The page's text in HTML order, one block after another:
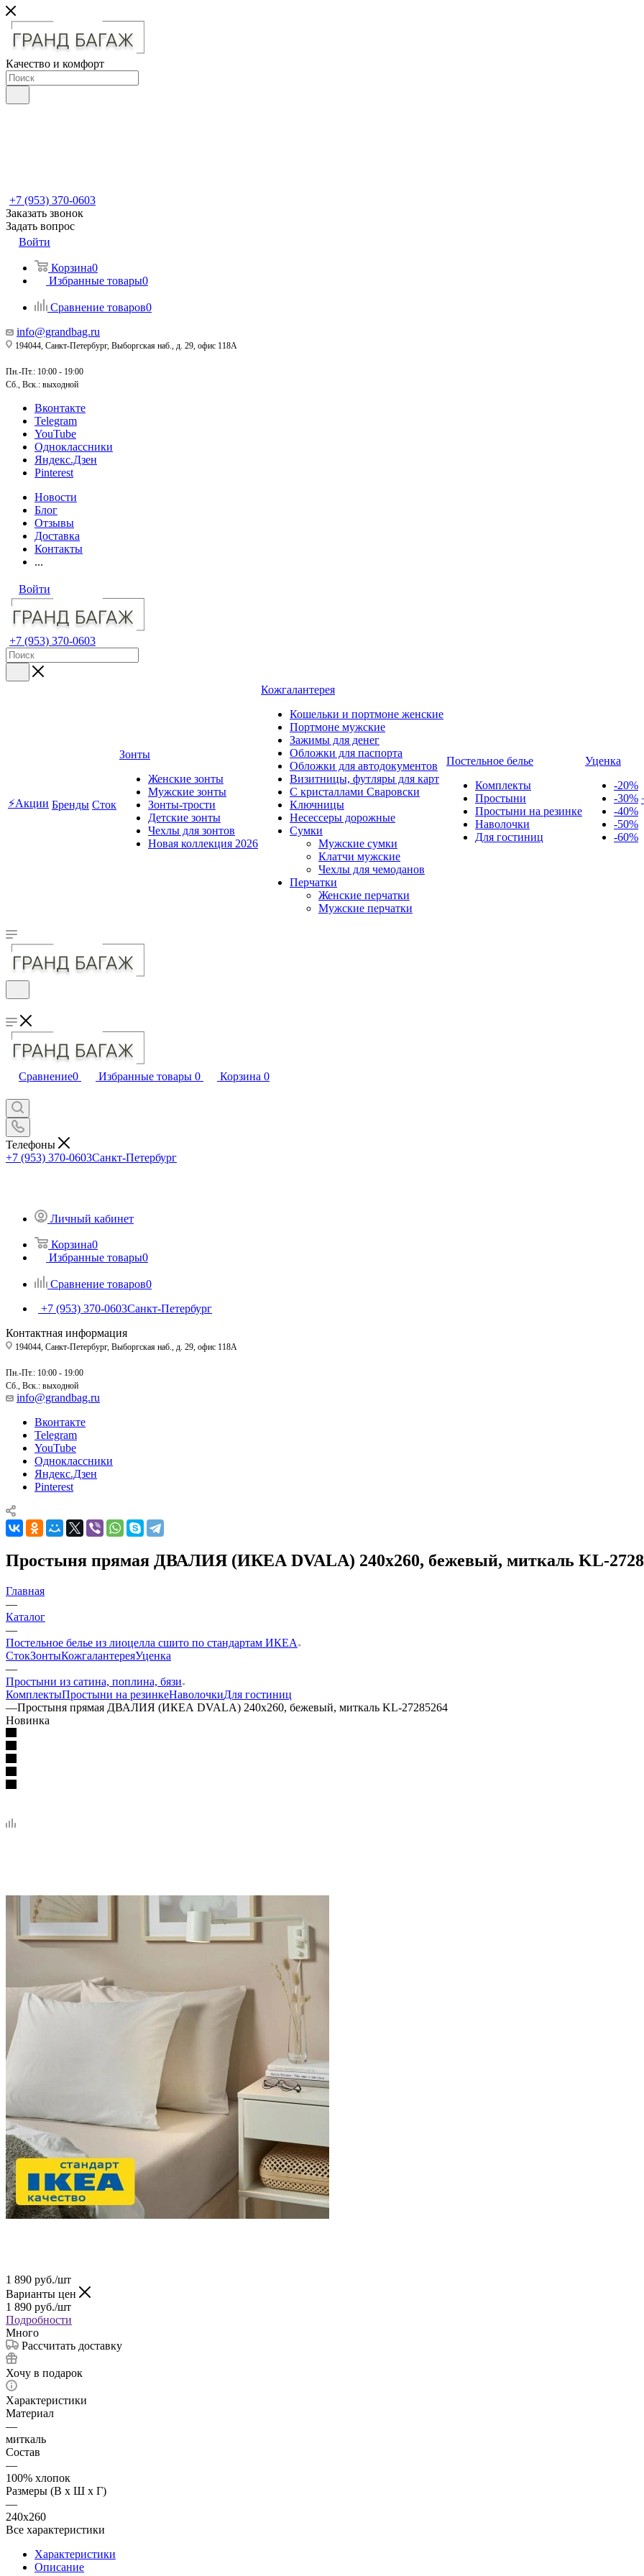
Качество и комфорт
+7 (953) 370-0603
Заказать звонок
Задать вопрос
Войти
Корзина0
Избранные товары0
Сравнение товаров0
info@grandbag.ru
194044, Санкт-Петербург, Выборгская наб., д. 29, офис 118А
Пн.-Пт.: 10:00 - 19:00
Сб., Вск.: выходной
Вконтакте
Telegram
YouTube
Одноклассники
Яндекс.Дзен
Pinterest
Новости
Блог
Отзывы
Доставка
Контакты
...
Войти
+7 (953) 370-0603
⚡Акции Бренды Сток
Зонты
Женские зонты
Мужские зонты
Зонты-трости
Детские зонты
Чехлы для зонтов
Новая коллекция 2026
Кожгалантерея
Кошельки и портмоне женские
Портмоне мужские
Зажимы для денег
Обложки для паспорта
Обложки для автодокументов
Визитницы, футляры для карт
C кристаллами Сваровски
Ключницы
Несессеры дорожные
Сумки
Мужские сумки
Клатчи мужские
Чехлы для чемоданов
Перчатки
Женские перчатки
Мужские перчатки
Постельное белье
Комплекты
Простыни
Простыни на резинке
Наволочки
Для гостиниц
Уценка
-20%
-30%
-40%
-50%
-60%
Сравнение0 Избранные товары 0 Корзина 0
Телефоны
+7 (953) 370-0603Санкт-Петербург
Личный кабинет
Корзина0
Избранные товары0
Сравнение товаров0
+7 (953) 370-0603Санкт-Петербург
Контактная информация
194044, Санкт-Петербург, Выборгская наб., д. 29, офис 118А
Пн.-Пт.: 10:00 - 19:00
Сб., Вск.: выходной
info@grandbag.ru
Вконтакте
Telegram
YouTube
Одноклассники
Яндекс.Дзен
Pinterest
Простыня прямая ДВАЛИЯ (ИКЕА DVALA) 240х260, бежевый, миткаль KL-
Главная
—
Каталог
—
Постельное белье из лиоцелла сшито по стандартам ИКЕА
СтокЗонтыКожгалантереяУценка
—
Простыни из сатина, поплина, бязи
КомплектыПростыни на резинкеНаволочкиДля гостиниц
—Простыня прямая ДВАЛИЯ (ИКЕА DVALA) 240х260, бежевый, миткаль KL-27285264
Новинка
1 890 руб./шт
Варианты цен
1 890 руб./шт
Подробности
Много
Рассчитать доставку
Хочу в подарок
Характеристики
Материал
—
миткаль
Состав
—
100% хлопок
Размеры (В х Ш х Г)
—
240x260
Все характеристики
Характеристики
Описание